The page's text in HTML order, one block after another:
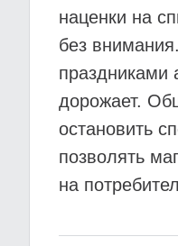
наценки на
без
праздниками
дорожает.
остановить
позволять
на